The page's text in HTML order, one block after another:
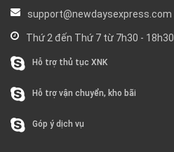
support@newdaysexpress.com
Thứ 2 đến Thứ 7 từ 7h30 - 18h30
Hỗ trợ thủ tục XNK
Hỗ trợ vận chuyển, kho bãi
Góp ý dịch vụ